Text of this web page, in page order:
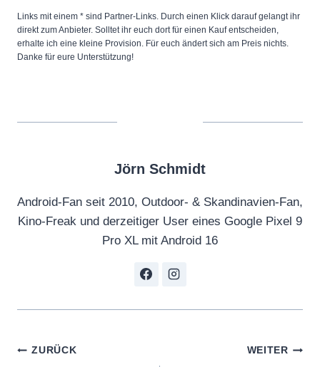
Links mit einem * sind Partner-Links. Durch einen Klick darauf gelangt ihr
direkt zum Anbieter. Solltet ihr euch dort für einen Kauf entscheiden,
erhalte ich eine kleine Provision. Für euch ändert sich am Preis nichts.
Danke für eure Unterstützung!
Jörn Schmidt
Android-Fan seit 2010, Outdoor- & Skandinavien-Fan,
Kino-Freak und derzeitiger User eines Google Pixel 9
Pro XL mit Android 16
Beitragsnavigation
ZURÜCK WEITER